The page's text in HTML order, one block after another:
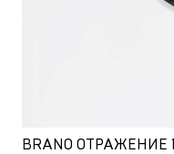
BRANO ОТРАЖЕНИЕ 1